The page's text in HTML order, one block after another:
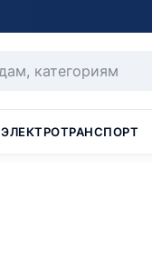
ЭЛЕКТРОТРАНСПОРТ